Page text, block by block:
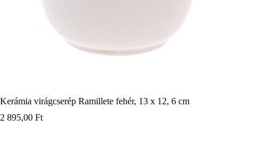
Kerámia virágcserép Ramillete fehér, 13 x 12, 6 cm
2 895,00 Ft